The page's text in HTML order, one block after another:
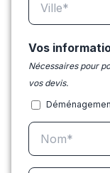
Vos
Nécessaires pour
vos devis.